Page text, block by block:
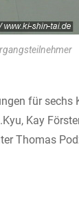
für
Kay
Thomas